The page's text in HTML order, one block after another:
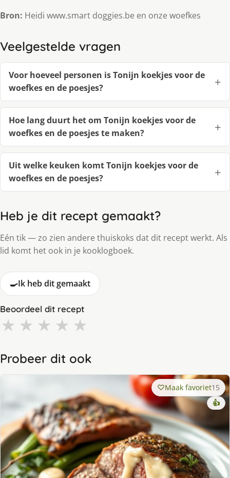
Bron: Heidi www.smart doggies.be en onze woefkes
Veelgestelde vragen
Voor hoeveel personen is Tonijn koekjes voor de
woefkes en de poesjes?
Hoe lang duurt het om Tonijn koekjes voor de
woefkes en de poesjes te maken?
Uit welke keuken komt Tonijn koekjes voor de
woefkes en de poesjes?
Heb je dit recept gemaakt?
Eén tik — zo zien andere thuiskoks dat dit recept werkt. Als
lid komt het ook in je kooklogboek.
🍳Ik heb dit gemaakt
Beoordeel dit recept
★ ★ ★ ★ ★
Probeer dit ook
Maak favoriet15
👍